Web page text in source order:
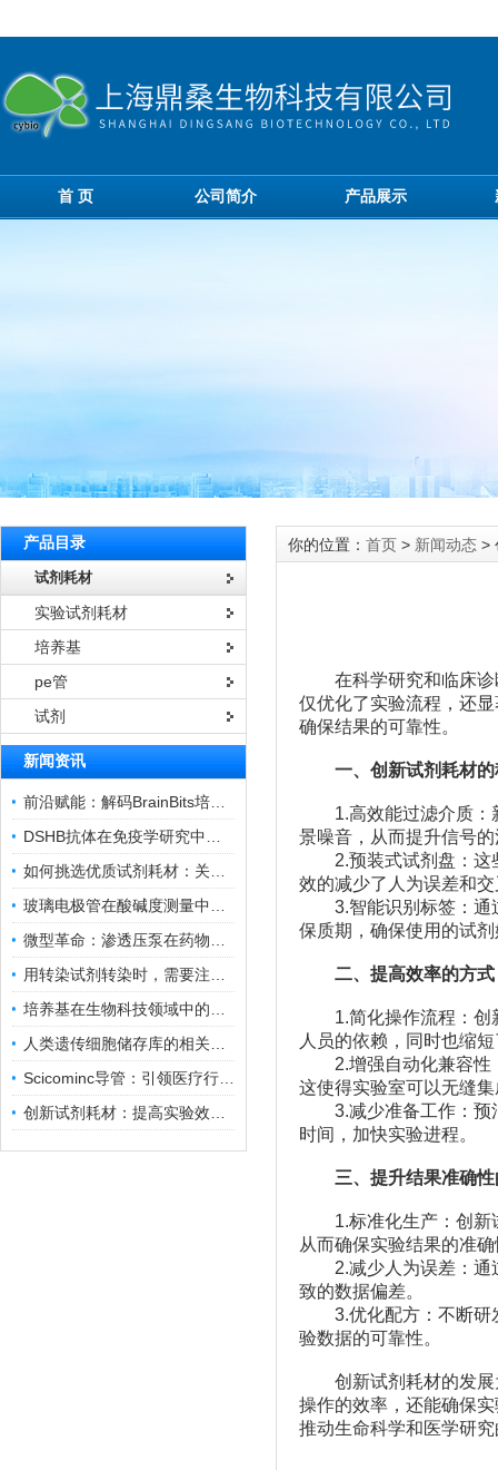
首 页 公司简介 产品展示
产品目录
试剂耗材
实验试剂耗材
培养基
pe管
试剂
新闻资讯
你的位置： 首页 > 新闻动态 >
在科学研究和临床诊
仅优化了实验流程，还
确保结果的可靠性。
一、创新试剂耗材
1.高效能过滤介质：新
景噪音，从而提升信号
2.预装式试剂盘：这些
效的减少了人为误差和
3.智能识别标签：通过
保质期，确保使用的试
二、提高效率的方式
1.简化操作流程：创新
人员的依赖，同时也缩
2.增强自动化兼容性：
这使得实验室可以无缝
3.减少准备工作：预混
时间，加快实验进程。
三、提升结果准确
1.标准化生产：创新试
从而确保实验结果的准
2.减少人为误差：通过
致的数据偏差。
3.优化配方：不断研发
验数据的可靠性。
创新试剂耗材的发展
操作的效率，还能确保
推动生命科学和医学研